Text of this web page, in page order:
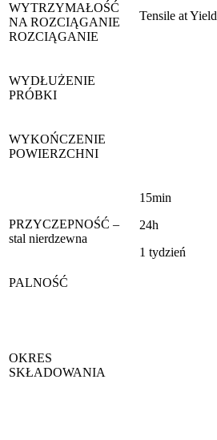
WYTRZYMAŁOŚĆ
NA ROZCIĄGANIE
ROZCIĄGANIE
Tensile at Yield
WYDŁUŻENIE
PRÓBKI
WYKOŃCZENIE
POWIERZCHNI
PRZYCZEPNOŚĆ –
stal nierdzewna
15min
24h
1 tydzień
PALNOŚĆ
OKRES
SKŁADOWANIA